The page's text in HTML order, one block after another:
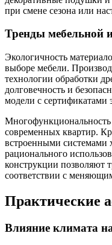
при смене сезона или
Тренды мебельной
Экологичность
выборе мебели.
технологии обработки
долговечность и
модели с сертификатами
Многофункциональность
современных квартир.
встроенными системами
рационального
конструкции позволяют
соответствии с
Практические
Влияние климата